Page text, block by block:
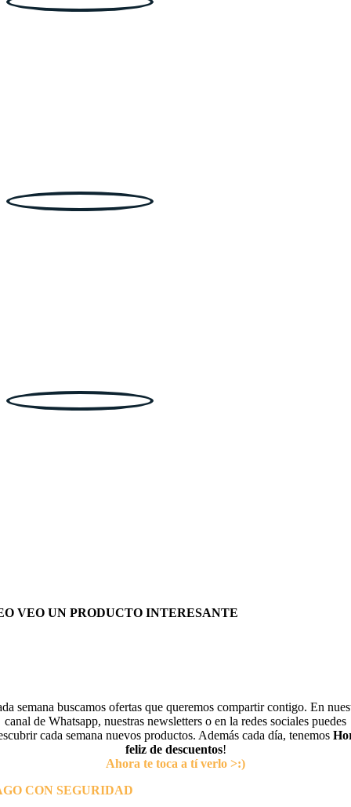
VEO UN PRODUCTO INTERESANTE
semana buscamos ofertas que queremos compartir contigo. En
canal de Whatsapp, nuestras newsletters o en la redes sociales puedes
cada semana nuevos productos. Además cada día, tenemos
feliz de descuentos!
Ahora te toca a tí verlo >:)
CON SEGURIDAD